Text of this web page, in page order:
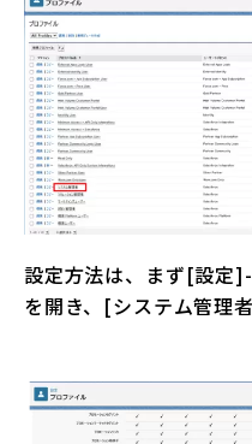
設定方法は、まず[設定
を開き、[システム管理